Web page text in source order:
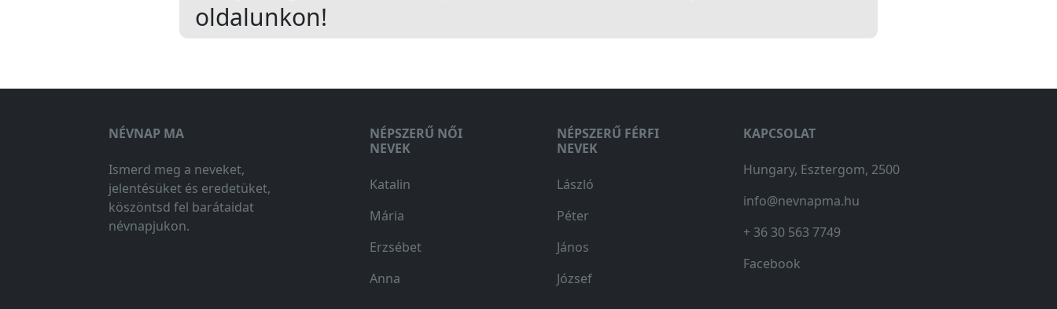
oldalunkon!
NÉVNAP MA
Ismerd meg a neveket,
jelentésüket és eredetüket,
köszöntsd fel barátaidat
névnapjukon.
NÉPSZERŰ NŐI
NEVEK
Katalin
Mária
Erzsébet
Anna
NÉPSZERŰ FÉRFI
NEVEK
László
Péter
János
József
KAPCSOLAT
Hungary, Esztergom, 2500
info@nevnapma.hu
+ 36 30 563 7749
Facebook